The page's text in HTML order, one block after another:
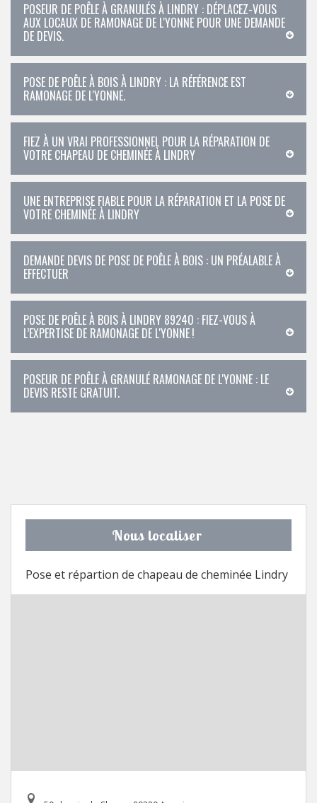
POSEUR DE POÊLE À GRANULÉS À LINDRY : DÉPLACEZ-VOUS
AUX LOCAUX DE RAMONAGE DE L'YONNE POUR UNE DEMANDE
DE DEVIS.
POSE DE POÊLE À BOIS À LINDRY : LA RÉFÉRENCE EST
RAMONAGE DE L'YONNE.
FIEZ À UN VRAI PROFESSIONNEL POUR LA RÉPARATION DE
VOTRE CHAPEAU DE CHEMINÉE À LINDRY
UNE ENTREPRISE FIABLE POUR LA RÉPARATION ET LA POSE DE
VOTRE CHEMINÉE À LINDRY
DEMANDE DEVIS DE POSE DE POÊLE À BOIS : UN PRÉALABLE À
EFFECTUER
POSE DE POÊLE À BOIS À LINDRY 89240 : FIEZ-VOUS À
L’EXPERTISE DE RAMONAGE DE L'YONNE !
POSEUR DE POÊLE À GRANULÉ RAMONAGE DE L'YONNE : LE
DEVIS RESTE GRATUIT.
Nous localiser
Pose et répartion de chapeau de cheminée Lindry